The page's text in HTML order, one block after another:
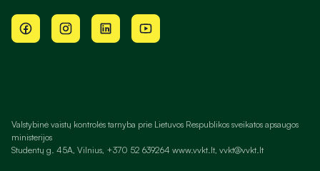
Valstybinė vaistų kontrolės tarnyba prie Lietuvos Respublikos sveikatos apsaugos
ministerijos
Studentų g. 45A, Vilnius, +370 52 639264 www.vvkt.lt, vvkt@vvkt.lt